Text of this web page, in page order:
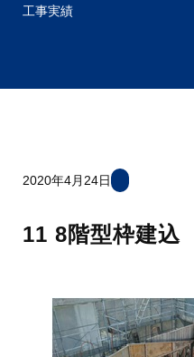
工事実績
2020年4月24日
11 8階型枠建込